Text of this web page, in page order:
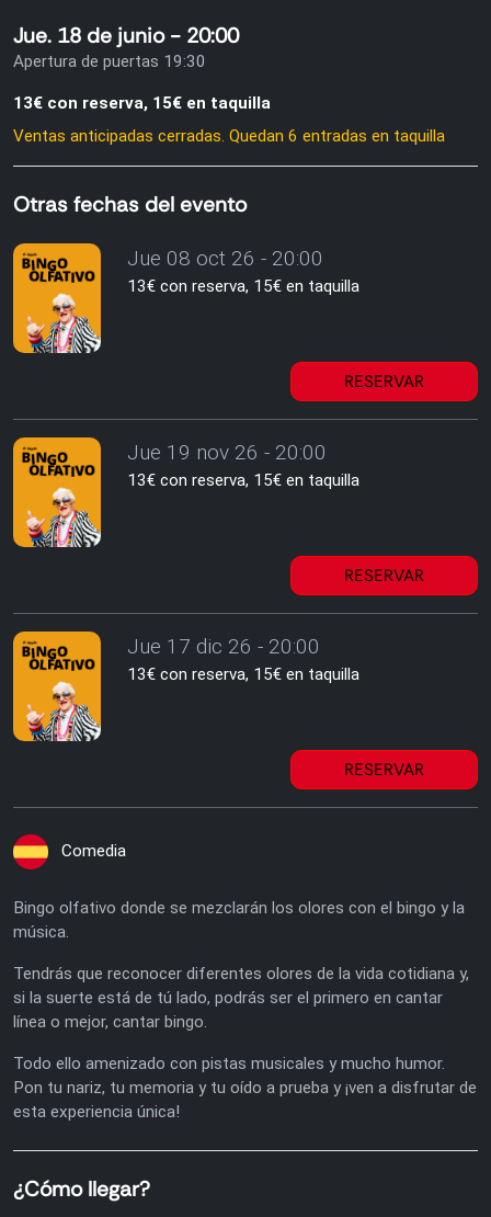
Jue. 18 de junio - 20:00
Apertura de puertas 19:30
13€ con reserva, 15€ en taquilla
Ventas anticipadas cerradas. Quedan 6 entradas en taquilla
Otras fechas del evento
Jue 08 oct 26 - 20:00
13€ con reserva, 15€ en taquilla
RESERVAR
Jue 19 nov 26 - 20:00
13€ con reserva, 15€ en taquilla
RESERVAR
Jue 17 dic 26 - 20:00
13€ con reserva, 15€ en taquilla
RESERVAR
Comedia
Bingo olfativo donde se mezclarán los olores con el bingo y la
música.
Tendrás que reconocer diferentes olores de la vida cotidiana y,
si la suerte está de tú lado, podrás ser el primero en cantar
línea o mejor, cantar bingo.
Todo ello amenizado con pistas musicales y mucho humor.
Pon tu nariz, tu memoria y tu oído a prueba y ¡ven a disfrutar de
esta experiencia única!
¿Cómo llegar?